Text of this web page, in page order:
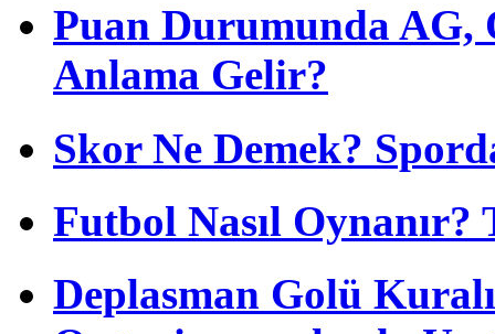
Puan Durumunda AG,
Anlama Gelir?
Skor Ne Demek?
Futbol Nasıl
Deplasman Golü